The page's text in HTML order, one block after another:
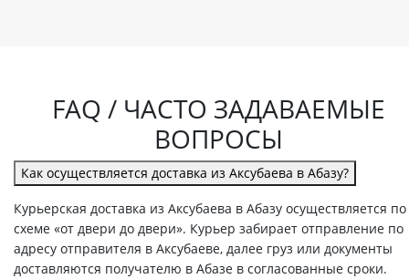
FAQ / ЧАСТО ЗАДАВАЕМЫЕ
ВОПРОСЫ
Как осуществляется доставка из Аксубаева в Абазу?
Курьерская доставка из Аксубаева в Абазу осуществляется по
схеме «от двери до двери». Курьер забирает отправление по
адресу отправителя в Аксубаеве, далее груз или документы
доставляются получателю в Абазе в согласованные сроки.